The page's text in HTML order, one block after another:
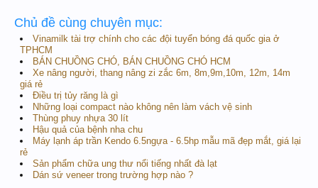
Chủ đề cùng chuyên mục:
Vinamilk tài trợ chính cho các đội tuyển bóng đá quốc gia ở
TPHCM
BÁN CHUỒNG CHÓ, BÁN CHUỒNG CHÓ HCM
Xe nâng người, thang nâng zi zắc 6m, 8m,9m,10m, 12m, 14m
giá rẻ
Điều trị tủy răng là gì
Những loại compact nào không nên làm vách vệ sinh
Thùng phuy nhựa 30 lít
Hậu quả của bệnh nha chu
Máy lạnh áp trần Kendo 6.5ngựa - 6.5hp mẫu mã đẹp mắt, giá lại
rẻ
Sản phẩm chữa ung thư nổi tiếng nhất đà lạt
Dán sứ veneer trong trường hợp nào ?